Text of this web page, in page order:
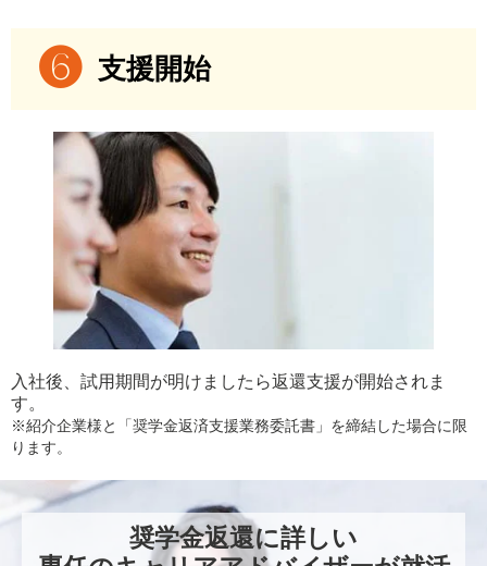
支援開始
入社後、試用期間が明けましたら返還支援が開始されま
す。
※紹介企業様と「奨学金返済支援業務委託書」を締結した場合に限
ります。
奨学金返還に詳しい